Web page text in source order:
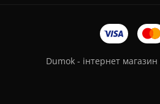
Dumok - інтернет